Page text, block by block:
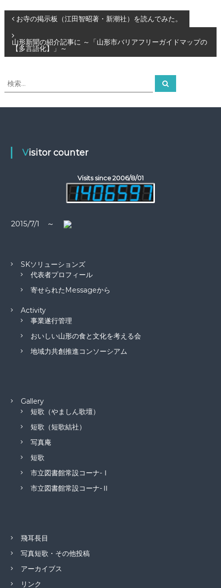
投
稿
ビ
ゲ
シ
お寺の掲示板（江田智昭著・新潮社）を読んでみた。
山形新聞の紹介記事に ～「山形市バリアフリーガイドマップの
【多言語化】」～
検
索
象
検
索
Visitor counter
Visits since 2006/8/01
2015/7/1 ～
SKソリューションズ
代表者プロフィール
寄せられたMessageから
Activity
事業遂行管理
おいしい山形の食と文化を考える会
地域力共創推進コンソーシアム
Gallery
短歌（やましん歌壇）
短歌（短歌結社）
写真庵
短歌
市立図書館常設コーナ-Ⅰ
市立図書館常設コーナ-Ⅱ
飛耳長目
写真短歌・その他投稿
アーカイブス
リンク